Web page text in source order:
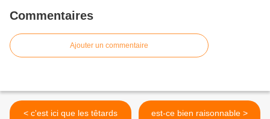
Commentaires
Ajouter un commentaire
< c'est ici que les têtards
est-ce bien raisonnable >